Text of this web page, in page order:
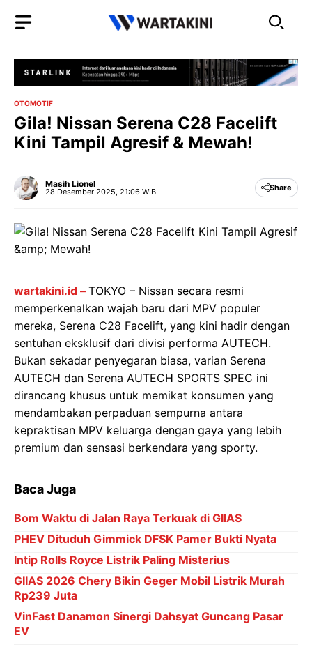
OTOMOTIF
Gila! Nissan Serena C28 Facelift
Kini Tampil Agresif & Mewah!
Masih Lionel
28 Desember 2025, 21:06 WIB Share
wartakini.id – TOKYO – Nissan secara resmi
memperkenalkan wajah baru dari MPV populer
mereka, Serena C28 Facelift, yang kini hadir dengan
sentuhan eksklusif dari divisi performa AUTECH.
Bukan sekadar penyegaran biasa, varian Serena
AUTECH dan Serena AUTECH SPORTS SPEC ini
dirancang khusus untuk memikat konsumen yang
mendambakan perpaduan sempurna antara
kepraktisan MPV keluarga dengan gaya yang lebih
premium dan sensasi berkendara yang sporty.
Baca Juga
Bom Waktu di Jalan Raya Terkuak di GIIAS
PHEV Dituduh Gimmick DFSK Pamer Bukti Nyata
Intip Rolls Royce Listrik Paling Misterius
GIIAS 2026 Chery Bikin Geger Mobil Listrik Murah
Rp239 Juta
VinFast Danamon Sinergi Dahsyat Guncang Pasar
EV